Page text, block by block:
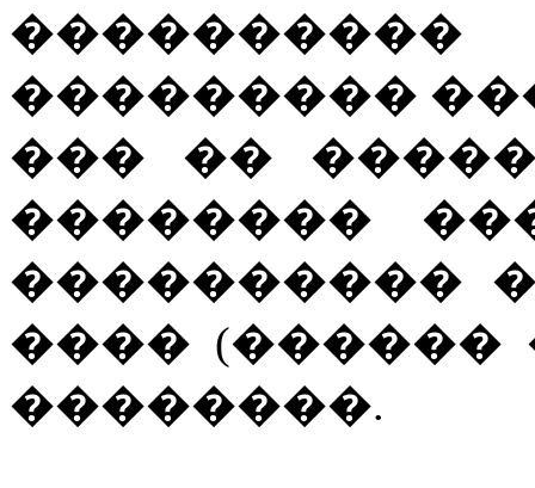
���������
��� ��
��������
����������
���� (������
��������.